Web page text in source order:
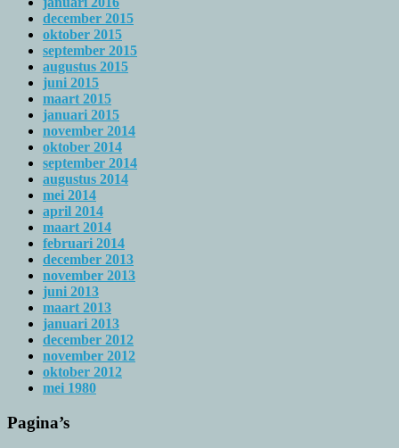
december 2015
oktober 2015
september 2015
augustus 2015
juni 2015
maart 2015
januari 2015
november 2014
oktober 2014
september 2014
augustus 2014
mei 2014
april 2014
maart 2014
februari 2014
december 2013
november 2013
juni 2013
maart 2013
januari 2013
december 2012
november 2012
oktober 2012
mei 1980
Pagina’s